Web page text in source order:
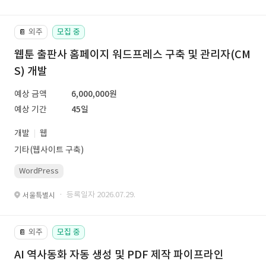
📔 외주 모집 중
웹툰 출판사 홈페이지 워드프레스 구축 및 관리자(CM
S) 개발
예상 금액
6,000,000원
예상 기간
45일
개발
웹
기타(웹사이트 구축)
WordPress
서울특별시 · 등록일자 2026.07.29.
📔 외주 모집 중
AI 역사동화 자동 생성 및 PDF 제작 파이프라인